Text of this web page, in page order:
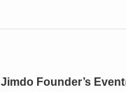
Jimdo Founder’s